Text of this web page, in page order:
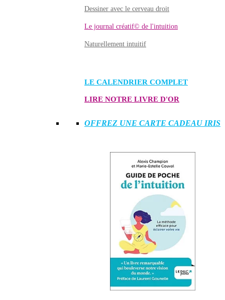
Dessiner avec le cerveau droit
Le journal créatif© de l'intuition
Naturellement intuitif
LE CALENDRIER COMPLET
LIRE NOTRE LIVRE D'OR
OFFREZ UNE CARTE CADEAU IRIS